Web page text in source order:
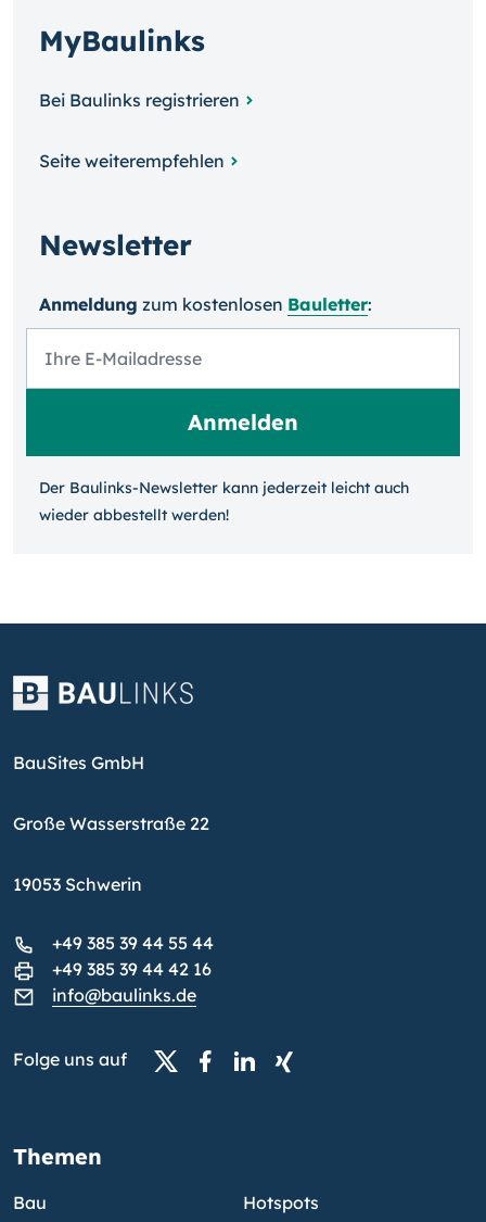
MyBaulinks
Bei Baulinks registrieren
Seite weiterempfehlen
Newsletter
Anmeldung zum kosten­losen Bauletter:
Der Baulinks-Newsletter kann jeder­zeit leicht auch
wieder ab­bestellt werden!
BauSites GmbH
Große Wasserstraße 22
19053 Schwerin
+49 385 39 44 55 44
+49 385 39 44 42 16
info@baulinks.de
Folge uns auf
Themen
Bau Hotspots